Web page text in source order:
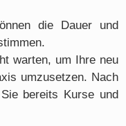
die Dauer und
warten, um Ihre neu
umzusetzen. Nach
bereits Kurse und